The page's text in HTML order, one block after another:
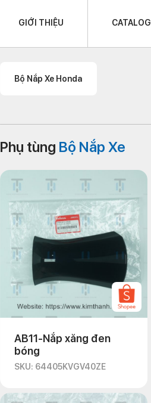
GIỚI THIỆU CATALOG
Bộ Nắp Xe Honda
Phụ tùng Bộ Nắp Xe
AB11-Nắp xăng đen
bóng
SKU: 64405KVGV40ZE